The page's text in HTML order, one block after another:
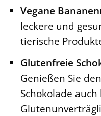
Vegane
leckere und
tierische
Glutenfreie
Genießen Sie
Schokolade auch